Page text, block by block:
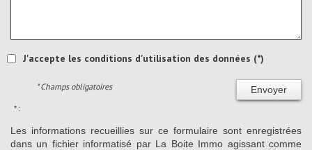
J'accepte les conditions d'utilisation des données (*)
Envoyer
* Champs obligatoires
* :
Les informations recueillies sur ce formulaire sont enregistrées
dans un fichier informatisé par La Boite Immo agissant comme